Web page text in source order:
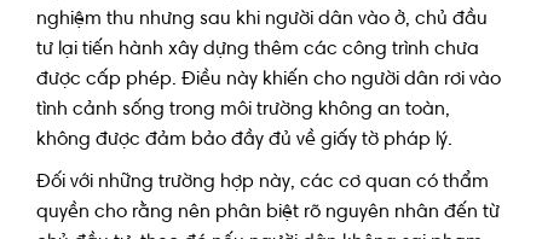
nghiệm thu nhưng sau khi người dân vào ở, chủ đầu
tư lại tiến hành xây dựng thêm các công trình chưa
được cấp phép. Điều này khiến cho người dân rơi vào
tình cảnh sống trong môi trường không an toàn,
không được đảm bảo đầy đủ về giấy tờ pháp lý.
Đối với những trường hợp này, các cơ quan có thẩm
quyền cho rằng nên phân biệt rõ nguyên nhân đến từ